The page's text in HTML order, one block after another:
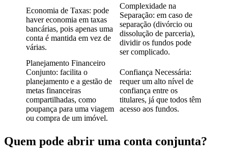
Economia de Taxas: pode
haver economia em taxas
bancárias, pois apenas uma
conta é mantida em vez de
várias.
Complexidade na
Separação: em caso de
separação (divórcio ou
dissolução de parceria),
dividir os fundos pode
ser complicado.
Planejamento Financeiro
Conjunto: facilita o
planejamento e a gestão de
metas financeiras
compartilhadas, como
poupança para uma viagem
ou compra de um imóvel.
Confiança Necessária:
requer um alto nível de
confiança entre os
titulares, já que todos têm
acesso aos fundos.
Quem pode abrir uma conta conjunta?